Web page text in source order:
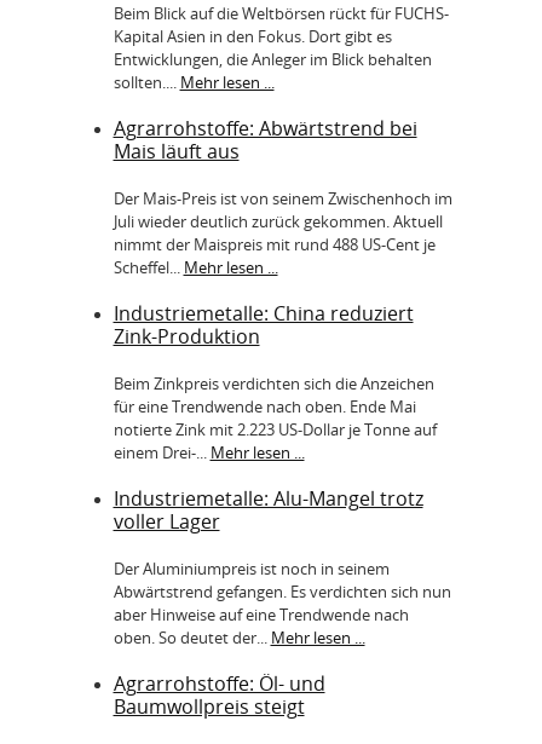
Beim Blick auf die Weltbörsen rückt für FUCHS-
Kapital Asien in den Fokus. Dort gibt es
Entwicklungen, die Anleger im Blick behalten
sollten.... Mehr lesen ...
Agrarrohstoffe: Abwärtstrend bei
Mais läuft aus
Der Mais-Preis ist von seinem Zwischenhoch im
Juli wieder deutlich zurück gekommen. Aktuell
nimmt der Maispreis mit rund 488 US-Cent je
Scheffel... Mehr lesen ...
Industriemetalle: China reduziert
Zink-Produktion
Beim Zinkpreis verdichten sich die Anzeichen
für eine Trendwende nach oben. Ende Mai
notierte Zink mit 2.223 US-Dollar je Tonne auf
einem Drei-... Mehr lesen ...
Industriemetalle: Alu-Mangel trotz
voller Lager
Der Aluminiumpreis ist noch in seinem
Abwärtstrend gefangen. Es verdichten sich nun
aber Hinweise auf eine Trendwende nach
oben. So deutet der... Mehr lesen ...
Agrarrohstoffe: Öl- und
Baumwollpreis steigt